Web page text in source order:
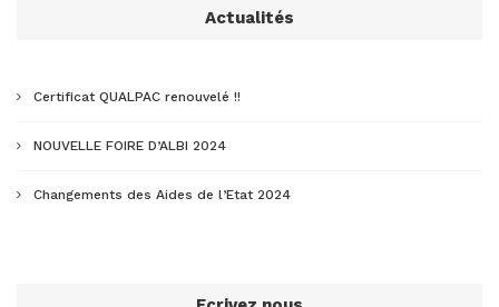
Actualités
Certificat QUALPAC renouvelé !!
NOUVELLE FOIRE D’ALBI 2024
Changements des Aides de l’Etat 2024